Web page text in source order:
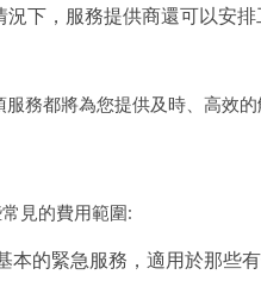
下，服務提供商還可以安
務都將為您提供及時、高效的
見的費用範圍:
本的緊急服務，適用於那些